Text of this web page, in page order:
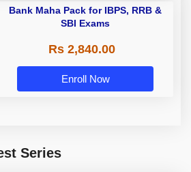
Bank Maha Pack for IBPS, RRB &
SBI Exams
Rs 2,840.00
Enroll Now
Series